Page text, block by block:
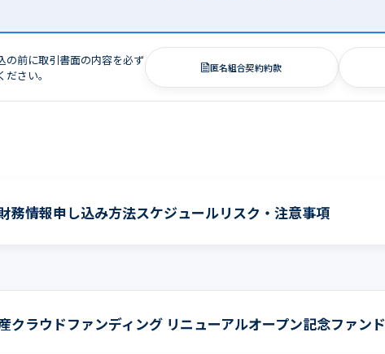
の前に取引書面の内容を必ず
ださい。
匿名組合契約約款
務情報申し込み方法スケジュールリスク・注意事項
クラウドファンディング リニューアルオープン記念ファンド